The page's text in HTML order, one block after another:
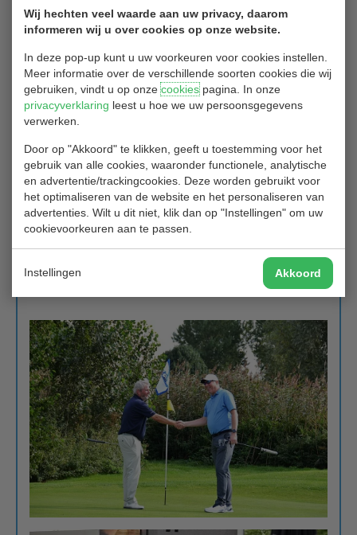
Wij hechten veel waarde aan uw privacy, daarom
informeren wij u over cookies op onze website.
In deze pop-up kunt u uw voorkeuren voor cookies instellen.
Meer informatie over de verschillende soorten cookies die wij
gebruiken, vindt u op onzecookiespagina. In onze
privacyverklaring leest u hoe we uw persoonsgegevens
verwerken.
Door op "Akkoord" te klikken, geeft u toestemming voor het
gebruik van alle cookies, waaronder functionele, analytische
en advertentie/trackingcookies. Deze worden gebruikt voor
het optimaliseren van de website en het personaliseren van
advertenties. Wilt u dit niet, klik dan op "Instellingen" om uw
cookievoorkeuren aan te passen.
Instellingen Akkoord
stond Jannie 1 up. De goede poging van Amira om hole 18 nog te
pakken belandde in het water, waarna Jannie kon winnen met 2
Jannie kampioen Bruto, Amira tweede.
In deTexas scramble werden alle deelnemers bedankt voor hun
aanwezigheid en geduld bij de finales MP en er werd in de Texas
Scramble leuk en goed gespeeld met scores van 57 t/m 62 netto.
imposante Salvia’s naar huis.
Fotograaf Stefan zettealle kampioenen en winnaarsop de plaat:
gefeliciteerd!
De prijsuitreiking kon nét niet buiten plaatsvinden.. de regen
kwam achteraf..